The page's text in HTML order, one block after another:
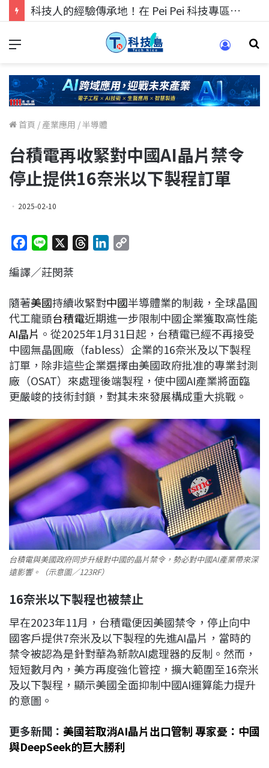
科技人的經驗傳承地！在 Pei Pei 科技專區，與學弟妹交流最硬核的技術
首頁 / 產業應用 /半導體
台積電再收緊對中國AI晶片禁令
停止提供16奈米以下製程訂單
2025-02-10
c
b
o
o
k
n
a
d
s
e
d
I
n
L
i
n
k
編譯／莊閔棻
隨著美國持續收緊對中國半導體業的制裁，全球晶圓
代工龍頭台積電近期進一步限制中國企業獲取高性能
AI晶片 。從2025年1月31日起，台積電已經不再接受
中國無晶圓廠（fabless）企業的16奈米及以下製程
訂單，除非這些企業選擇由美國政府批准的專業封測
廠（OSAT）來處理後端製程，使中國AI產業將面臨
更嚴峻的技術封鎖，對其未來發展構成重大挑戰。
台積電與美國政府同步升級對中國的晶片禁令，勢必對中國AI產業帶來深
遠影響。（示意圖／123RF）
16奈米以下製程也被禁止
早在2023年11月，台積電便因美國禁令，停止向中
國客戶提供7奈米及以下製程的先進AI晶片，當時的
禁令被認為是針對華為新款AI處理器的反制。然而，
短短數月內，美方再度強化管控，擴大範圍至16奈米
及以下製程，顯示美國全面抑制中國AI運算能力提升
的意圖。
更多新聞： 美國若取消AI晶片出口管制 專家憂：中國
與DeepSeek的巨大勝利